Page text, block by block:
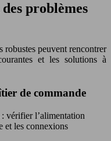
problèmes
robustes peuvent rencontrer
et les solutions à
de commande
vérifier l’alimentation
et les connexions